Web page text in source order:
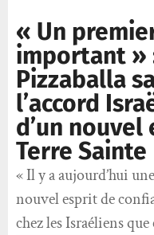
« Un
important »
Pizzaballa
l’accord
d’un
Terre Sainte
« Il y a aujourd’hui
nouvel esprit de
chez les Israéliens